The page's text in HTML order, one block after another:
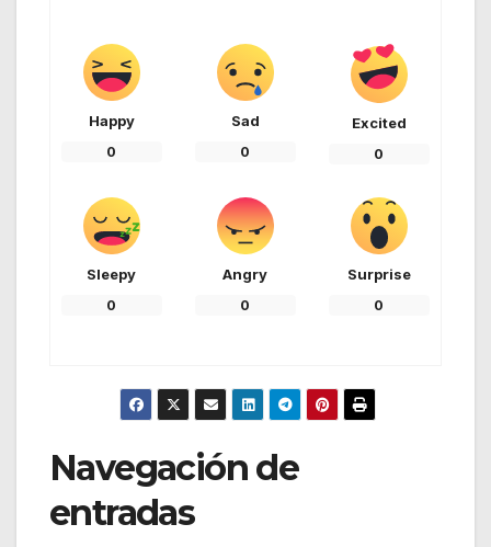
Happy
0
Sad
0
Excited
0
Sleepy
0
Angry
0
Surprise
0
Navegación de
entradas